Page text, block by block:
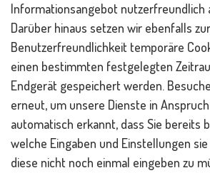
Informationsangebot nutzerfreundlich
Darüber hinaus setzen wir ebenfalls
Benutzerfreundlichkeit temporäre
einen bestimmten festgelegten
Endgerät gespeichert werden.
erneut, um unsere Dienste in
automatisch erkannt, dass Sie bereits
welche Eingaben und Einstellungen
diese nicht noch einmal eingeben zu